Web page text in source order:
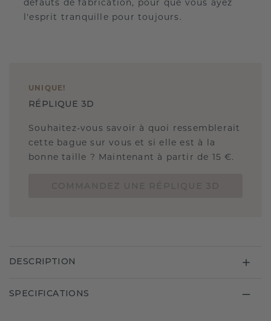
défauts de fabrication, pour que vous ayez
l'esprit tranquille pour toujours.
UNIQUE !
RÉPLIQUE 3D
Souhaitez-vous savoir à quoi ressemblerait
cette bague sur vous et si elle est à la
bonne taille ? Maintenant à partir de 15 €.
DESCRIPTION
SPECIFICATIONS